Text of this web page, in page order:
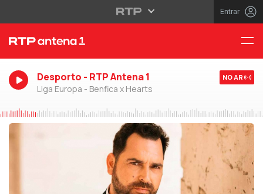
Entrar
Desporto - RTP Antena 1
Liga Europa - Benfica x Hearts
NO AR